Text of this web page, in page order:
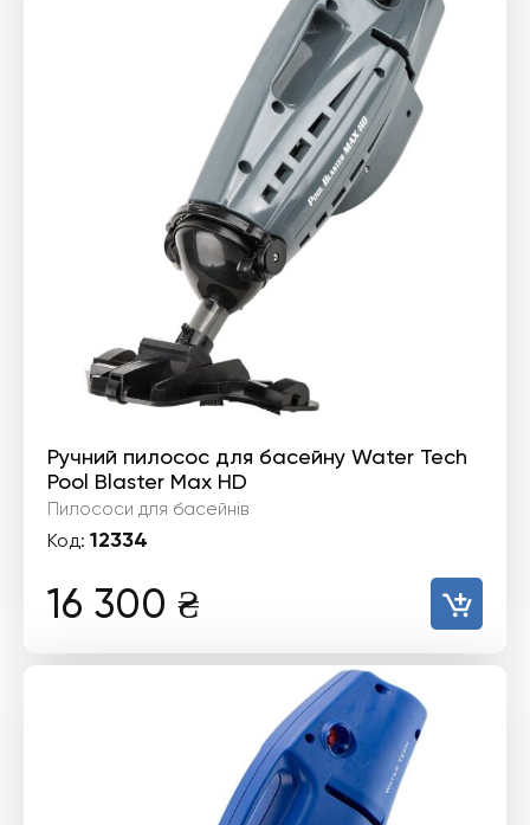
Ручний пилосос для басейну Water Tech
Pool Blaster Max HD
Пилососи для басейнів
Код: 12334
16 300 ₴